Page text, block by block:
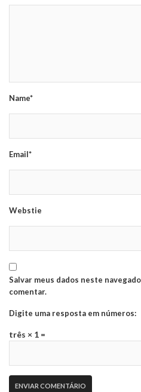
Name*
Email*
Webstie
Salvar meus dados neste
comentar.
Digite uma resposta em números:
três × 1 =